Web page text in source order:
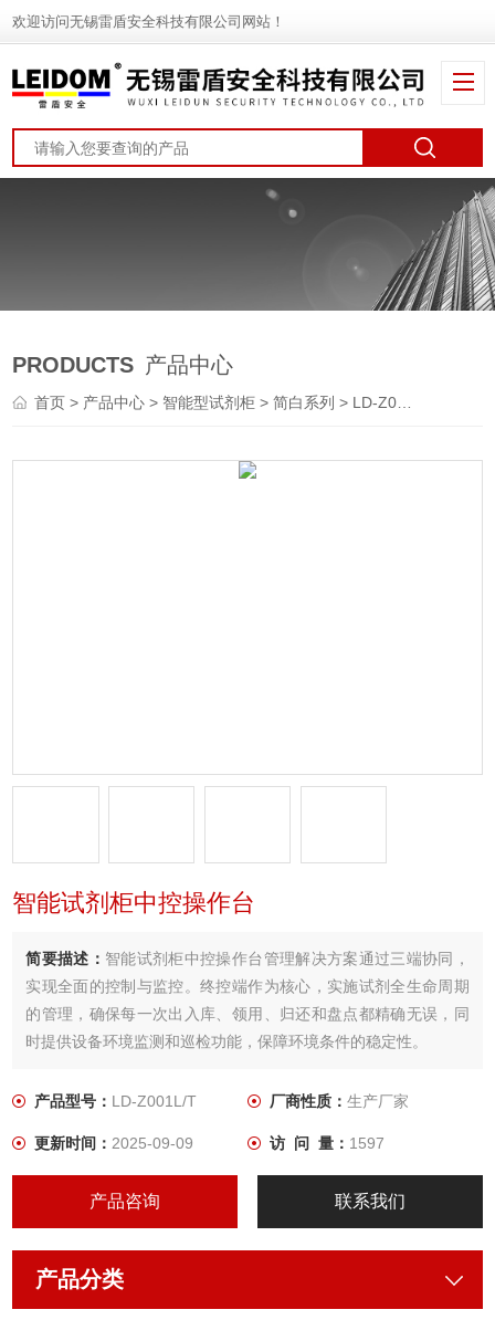
欢迎访问无锡雷盾安全科技有限公司网站！
PRODUCTS 产品中心
首页> 产品中心 > 智能型试剂柜 >简白系列 > LD-Z001L/T智能试剂柜中控操作台
智能试剂柜中控操作台
简要描述： 智能试剂柜中控操作台管理解决方案通过三端协同，
实现全面的控制与监控。终控端作为核心，实施试剂全生命周期
的管理，确保每一次出入库、领用、归还和盘点都精确无误，同
时提供设备环境监测和巡检功能，保障环境条件的稳定性。
产品型号： LD-Z001L/T 厂商性质： 生产厂家
更新时间：2025-09-09 访 问 量： 1597
产品咨询 联系我们
产品分类